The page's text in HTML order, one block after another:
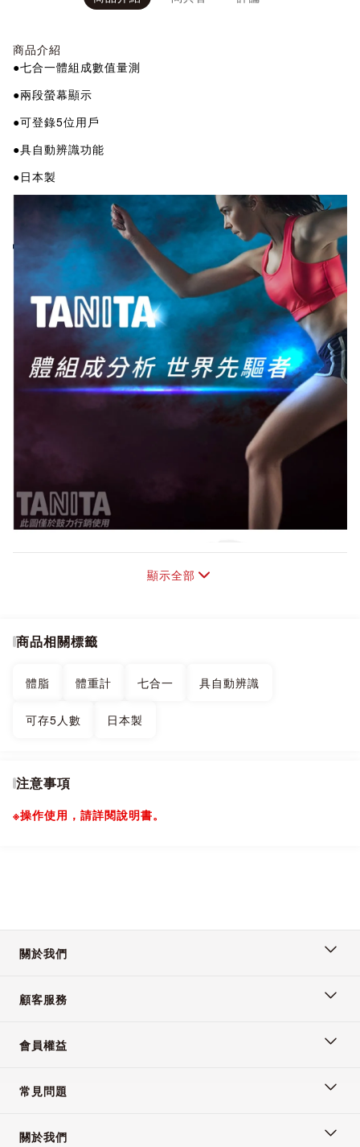
商品介紹
●七合一體組成數值量測
●兩段螢幕顯示
●可登錄5位用戶
●具自動辨識功能
●日本製
顯示全部
商品相關標籤
體脂 體重計 七合一 具自動辨識
可存5人數 日本製
注意事項
※操作使用，請詳閱說明書。
關於我們
顧客服務
會員權益
常見問題
關於我們